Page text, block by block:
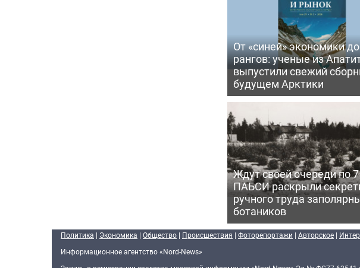
От «синей» экономики до
рангов: ученые из
выпустили свежий
будущем Арктики
Ждут своей очереди по 7
ПАБСИ раскрыли
ручного труда
ботаников
Политика | Экономика | Общество | Происшествия | Фоторепортажи | Авторское |
Информационное агентство «Nord-News»